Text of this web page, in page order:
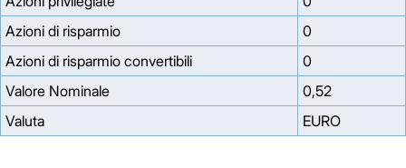
Azioni di risparmio
0
Azioni di risparmio convertibili
0
Valore Nominale
0,52
Valuta
EURO